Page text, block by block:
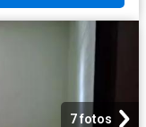
7 fotos